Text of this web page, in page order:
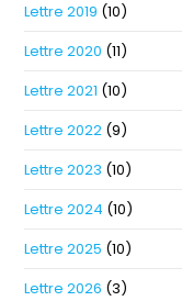
Lettre 2019 (10)
Lettre 2020 (11)
Lettre 2021 (10)
Lettre 2022 (9)
Lettre 2023 (10)
Lettre 2024 (10)
Lettre 2025 (10)
Lettre 2026 (3)